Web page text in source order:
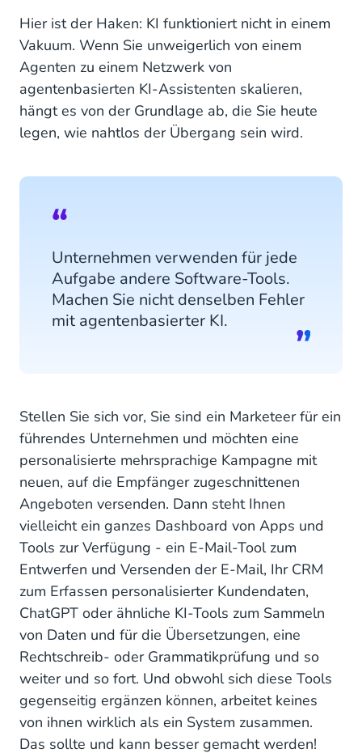
Hier ist der Haken: KI funktioniert nicht in einem
Vakuum. Wenn Sie unweigerlich von einem
Agenten zu einem Netzwerk von
agentenbasierten KI-Assistenten skalieren,
hängt es von der Grundlage ab, die Sie heute
legen, wie nahtlos der Übergang sein wird.
Unternehmen verwenden für jede
Aufgabe andere Software-Tools.
Machen Sie nicht denselben Fehler
mit agentenbasierter KI.
Stellen Sie sich vor, Sie sind ein Marketeer für ein
führendes Unternehmen und möchten eine
personalisierte mehrsprachige Kampagne mit
neuen, auf die Empfänger zugeschnittenen
Angeboten versenden. Dann steht Ihnen
vielleicht ein ganzes Dashboard von Apps und
Tools zur Verfügung - ein E-Mail-Tool zum
Entwerfen und Versenden der E-Mail, Ihr CRM
zum Erfassen personalisierter Kundendaten,
ChatGPT oder ähnliche KI-Tools zum Sammeln
von Daten und für die Übersetzungen, eine
Rechtschreib- oder Grammatikprüfung und so
weiter und so fort. Und obwohl sich diese Tools
gegenseitig ergänzen können, arbeitet keines
von ihnen wirklich als ein System zusammen.
Das sollte und kann besser gemacht werden!